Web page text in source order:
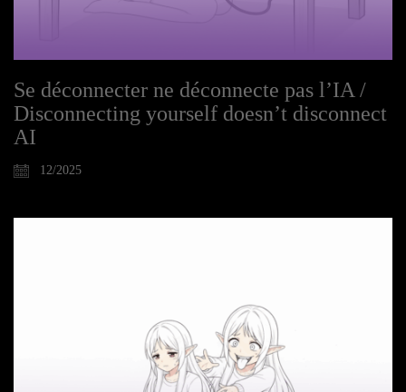
Se déconnecter ne déconnecte pas l’IA /
Disconnecting yourself doesn’t disconnect
AI
12/2025